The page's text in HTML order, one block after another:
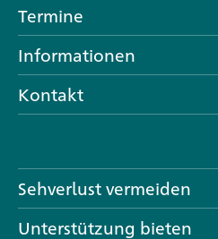
Termine
Informationen
Kontakt
Sehverlust vermeiden
Unterstützung bieten